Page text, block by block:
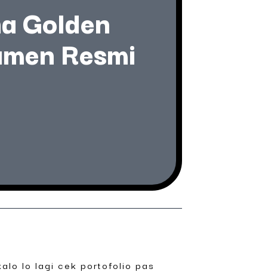
Golden
Resmi
lo lagi cek portofolio pas